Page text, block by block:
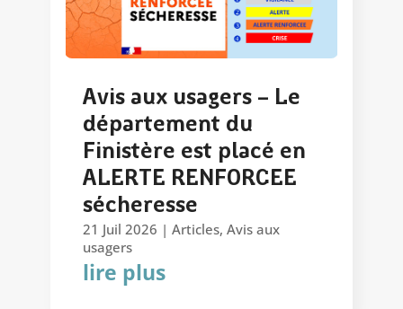
Avis aux usagers – Le
département du
Finistère est placé en
ALERTE RENFORCEE
sécheresse
21 Juil 2026 | Articles, Avis aux
usagers
lire plus